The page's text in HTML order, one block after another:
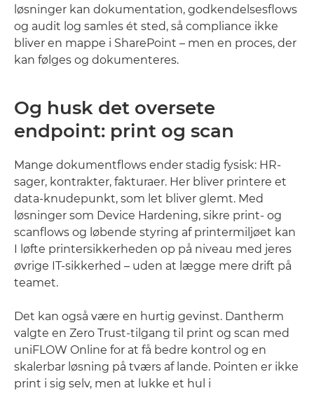
løsninger kan dokumentation, godkendelsesflows
og audit log samles ét sted, så compliance ikke
bliver en mappe i SharePoint – men en proces, der
kan følges og dokumenteres.
Og husk det oversete
endpoint: print og scan
Mange dokumentflows ender stadig fysisk: HR-
sager, kontrakter, fakturaer. Her bliver printere et
data-knudepunkt, som let bliver glemt. Med
løsninger som Device Hardening, sikre print- og
scanflows og løbende styring af printermiljøet kan
I løfte printersikkerheden op på niveau med jeres
øvrige IT-sikkerhed – uden at lægge mere drift på
teamet.
Det kan også være en hurtig gevinst. Dantherm
valgte en Zero Trust-tilgang til print og scan med
uniFLOW Online for at få bedre kontrol og en
skalerbar løsning på tværs af lande. Pointen er ikke
print i sig selv, men at lukke et hul i